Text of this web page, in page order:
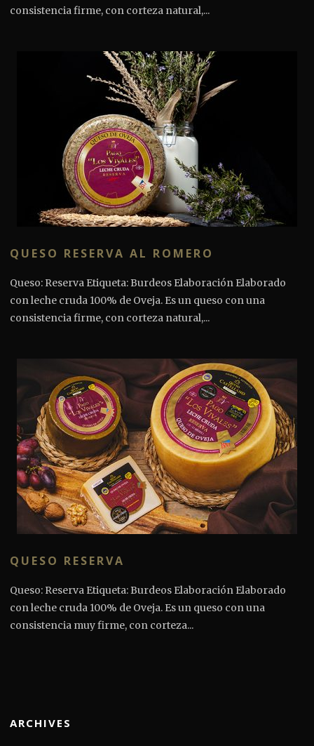
consistencia firme, con corteza natural,...
QUESO RESERVA AL ROMERO
Queso: Reserva Etiqueta: Burdeos Elaboración Elaborado
con leche cruda 100% de Oveja. Es un queso con una
consistencia firme, con corteza natural,...
QUESO RESERVA
Queso: Reserva Etiqueta: Burdeos Elaboración Elaborado
con leche cruda 100% de Oveja. Es un queso con una
consistencia muy firme, con corteza...
ARCHIVES